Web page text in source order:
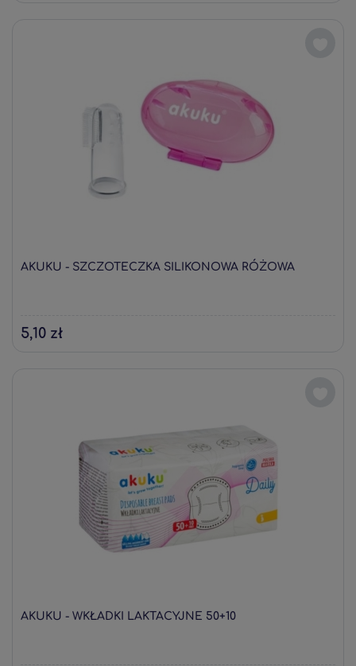
AKUKU - SZCZOTECZKA SILIKONOWA RÓŻOWA
5,10 zł
AKUKU - WKŁADKI LAKTACYJNE 50+10